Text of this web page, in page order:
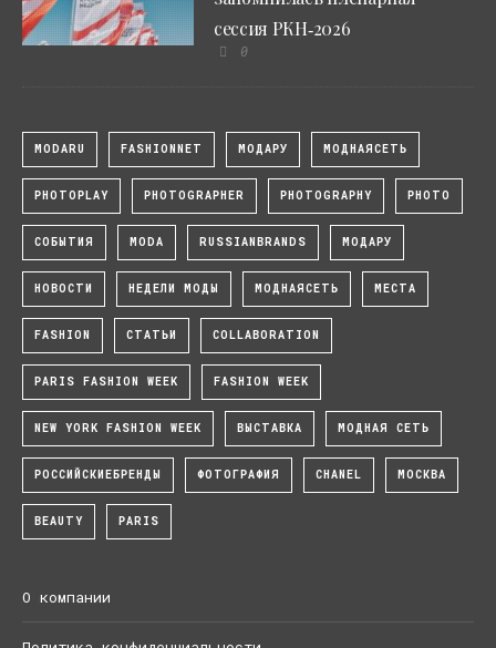
сессия РКН‑2026
0
MODARU FASHIONNET МОДАРУ МОДНАЯСЕТЬ
PHOTOPLAY PHOTOGRAPHER PHOTOGRAPHY PHOTO
СОБЫТИЯ MODA RUSSIANBRANDS МОДАРУ
НОВОСТИ НЕДЕЛИ МОДЫ МОДНАЯСЕТЬ МЕСТА
FASHION СТАТЬИ COLLABORATION
PARIS FASHION WEEK FASHION WEEK
NEW YORK FASHION WEEK ВЫСТАВКА МОДНАЯ СЕТЬ
РОССИЙСКИЕБРЕНДЫ ФОТОГРАФИЯ CHANEL МОСКВА
BEAUTY PARIS
О компании